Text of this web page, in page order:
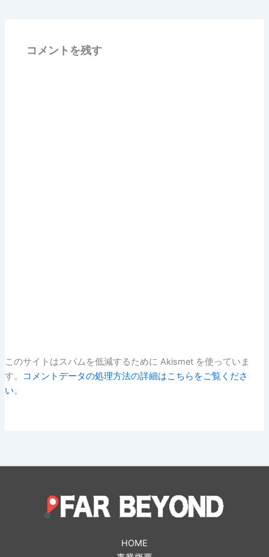
コメントを残す
このサイトはスパムを低減するために Akismet を使っていま
す。
コメントデータの処理方法の詳細はこちらをご覧くださ
い。
HOME